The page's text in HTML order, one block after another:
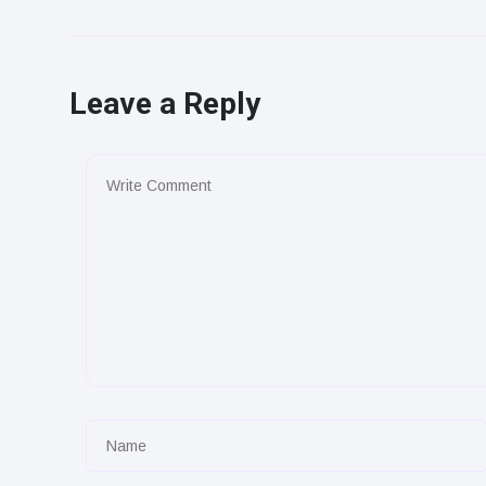
Leave a Reply